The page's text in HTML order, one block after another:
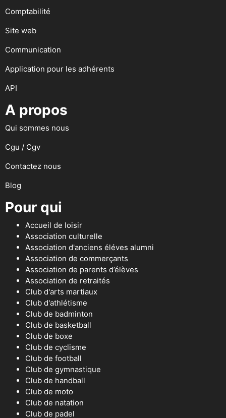
Comptabilité
Site web
Communication
Application pour les adhérents
API
A propos
Qui sommes nous
Cgu / Cgv
Contactez nous
Blog
Pour qui
Accueil de loisir
Association culturelle
Association d'anciens éléves alumni
Association de commerçants
Association de parents d’élèves
Association de retraités
Club d'arts martiaux
Club d'athlétisme
Club de badminton
Club de basketball
Club de boxe
Club de cyclisme
Club de football
Club de gymnastique
Club de handball
Club de moto
Club de natation
Club de padel